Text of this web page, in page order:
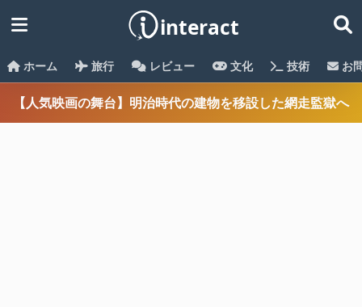
ホーム 旅行 レビュー 文化 技術 お
【人気映画の舞台】明治時代の建物を移設した網走監獄へ